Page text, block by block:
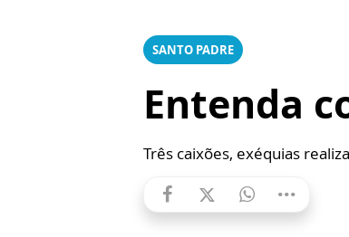
SANTO PADRE
Entenda
Três caixões, exéquias